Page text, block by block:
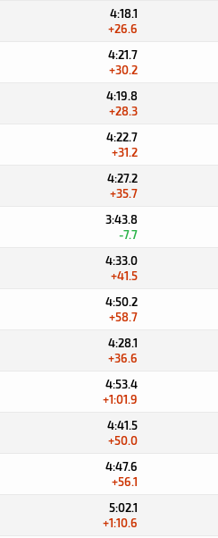
4:18.1
+26.6
4:21.7
+30.2
4:19.8
+28.3
4:22.7
+31.2
4:27.2
+35.7
3:43.8
-7.7
4:33.0
+41.5
4:50.2
+58.7
4:28.1
+36.6
4:53.4
+1:01.9
4:41.5
+50.0
4:47.6
+56.1
5:02.1
+1:10.6